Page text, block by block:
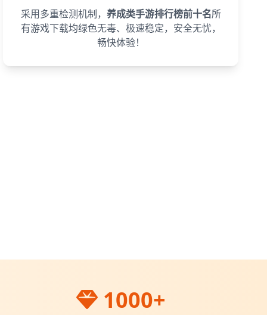
采用多重检测机制， 养成类手游排行榜前十名所
有游戏下载均绿色无毒、极速稳定，安全无忧，
畅快体验！
1000+